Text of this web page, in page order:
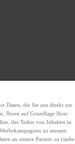
Daten, die Sie uns direkt zur
Ihnen auf Grundlage Ihrer
das Teilen von Inhalten in
zu messen.
an unsere Partner zu (siehe